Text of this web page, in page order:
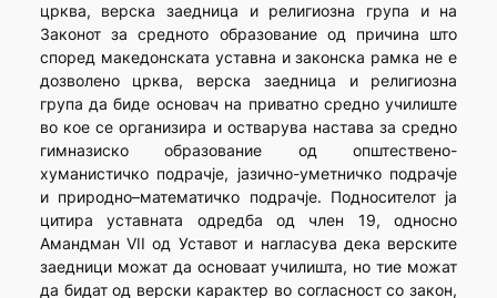
црква, верска заедница и религиозна група и на
Законот за средното образование од причина што
според македонската уставна и законска рамка не е
дозволено црква, верска заедница и религиозна
група да биде основач на приватно средно училиште
во кое се организира и остварува настава за средно
гимназиско образование од општествено-
хуманистичко подрачје, јазично-уметничко подрачје
и природно–математичко подрачје. Подносителот ја
цитира уставната одредба од член 19, односно
Амандман VII од Уставот и нагласува дека верските
заедници можат да основаат училишта, но тие можат
да бидат од верски карактер во согласност со закон,